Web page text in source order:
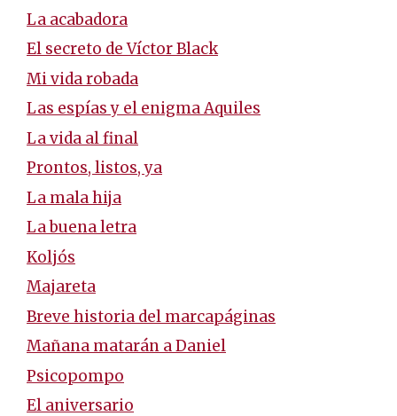
La acabadora
El secreto de Víctor Black
Mi vida robada
Las espías y el enigma Aquiles
La vida al final
Prontos, listos, ya
La mala hija
La buena letra
Koljós
Majareta
Breve historia del marcapáginas
Mañana matarán a Daniel
Psicopompo
El aniversario